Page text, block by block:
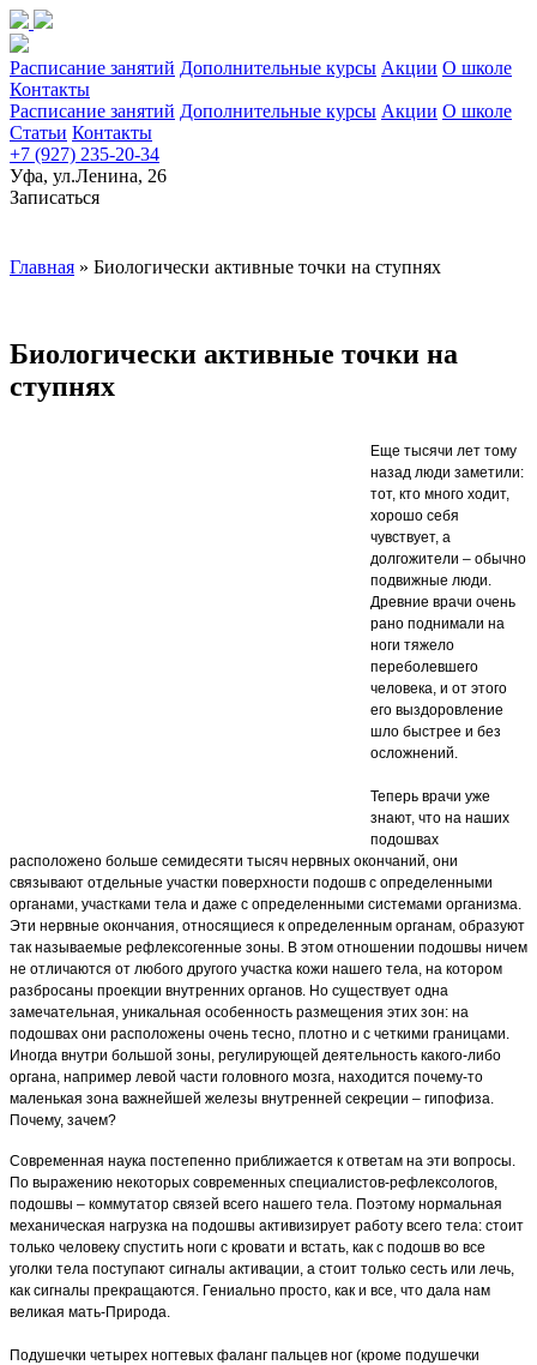
Расписание занятий Дополнительные курсы Акции О школе
Контакты
Расписание занятий Дополнительные курсы Акции О школе
Статьи Контакты
+7 (927) 235-20-34
Уфа, ул.Ленина, 26
Записаться
Главная » Биологически активные точки на ступнях
Биологически активные точки на
ступнях
Еще тысячи лет тому
назад люди заметили:
тот, кто много ходит,
хорошо себя
чувствует, а
долгожители – обычно
подвижные люди.
Древние врачи очень
рано поднимали на
ноги тяжело
переболевшего
человека, и от этого
его выздоровление
шло быстрее и без
осложнений.
Теперь врачи уже
знают, что на наших
подошвах
расположено больше семидесяти тысяч нервных окончаний, они
связывают отдельные участки поверхности подошв с определенными
органами, участками тела и даже с определенными системами организма.
Эти нервные окончания, относящиеся к определенным органам, образуют
так называемые рефлексогенные зоны. В этом отношении подошвы ничем
не отличаются от любого другого участка кожи нашего тела, на котором
разбросаны проекции внутренних органов. Но существует одна
замечательная, уникальная особенность размещения этих зон: на
подошвах они расположены очень тесно, плотно и с четкими границами.
Иногда внутри большой зоны, регулирующей деятельность какого-либо
органа, например левой части головного мозга, находится почему-то
маленькая зона важнейшей железы внутренней секреции – гипофиза.
Почему, зачем?
Современная наука постепенно приближается к ответам на эти вопросы.
По выражению некоторых современных специалистов-рефлексологов,
подошвы – коммутатор связей всего нашего тела. Поэтому нормальная
механическая нагрузка на подошвы активизирует работу всего тела: стоит
только человеку спустить ноги с кровати и встать, как с подошв во все
уголки тела поступают сигналы активации, а стоит только сесть или лечь,
как сигналы прекращаются. Гениально просто, как и все, что дала нам
великая мать-Природа.
Подушечки четырех ногтевых фаланг пальцев ног (кроме подушечки